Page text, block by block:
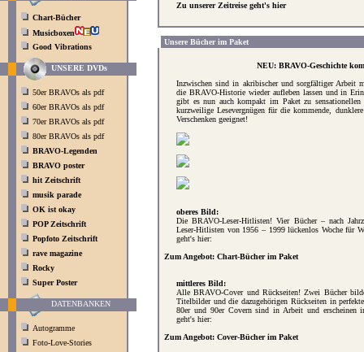
Chart-Bücher
Musicboxen
Good Vibrations
UNSERE DVDs
50er BRAVOs als pdf
60er BRAVOs als pdf
70er BRAVOs als pdf
80er BRAVOs als pdf
BRAVO-Legenden
BRAVO poster
hit Zeitschrift
musik parade
OK ist okay
POP Zeitschrift
Popfoto Zeitschrift
rave magazine
Rocky
Super Poster
DATENBANKEN
Autogramme
Foto-Love-Stories
Zu unserer Zeitreise geht's hier
Unsere Bücher im Paket
NEU: BRAVO-Geschichte
Inzwischen sind in akribischer und sorgfältiger Arbeit
die BRAVO-Historie wieder aufleben lassen und in
gibt es nun auch kompakt im Paket zu sensationellen
kurzweilige Lesevergnügen für die kommende,
Verschenken geeignet!
oberes Bild:
Die BRAVO-Leser-Hitlisten! Vier Bücher – nach
Leser-Hitlisten von 1956 – 1999 lückenlos Woche für
geht's hier:
Zum Angebot: Chart-Bücher im Paket
mittleres Bild:
Alle BRAVO-Cover und Rückseiten! Zwei Bücher
Titelbilder und die dazugehörigen Rückseiten in
80er und 90er Covern sind in Arbeit und erscheinen
geht's hier:
Zum Angebot: Cover-Bücher im Paket